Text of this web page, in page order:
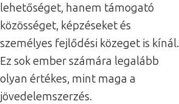
lehetőséget, hanem támogató
közösséget, képzéseket és
személyes fejlődési közeget is kínál.
Ez sok ember számára legalább
olyan értékes, mint maga a
jövedelemszerzés.